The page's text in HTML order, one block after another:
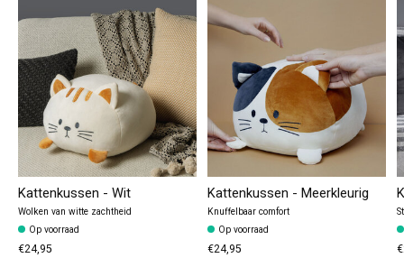
Kattenkussen - Wit
Wolken van witte zachtheid
Op voorraad
€24,95
Kattenkussen - Meerkleurig
Knuffelbaar comfort
Op voorraad
€24,95